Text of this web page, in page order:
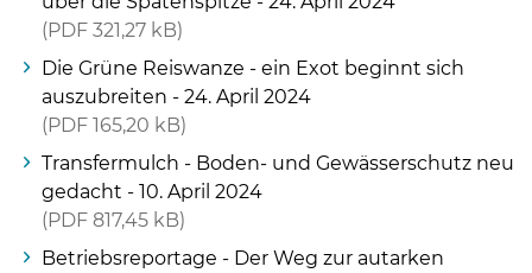
PDF 321,27 kB
Die Grüne Reiswanze - ein Exot beginnt sich
auszubreiten - 24. April 2024
PDF 165,20 kB
Transfermulch - Boden- und Gewässerschutz neu
gedacht - 10. April 2024
PDF 817,45 kB
Betriebsreportage - Der Weg zur autarken